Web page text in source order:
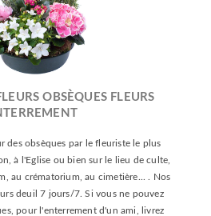
OBSÈQUES FLEURS
des obsèques par le fleuriste le plus
à l'Eglise ou bien sur le lieu de culte,
au crématorium, au cimetière... . Nos
deuil 7 jours/7. Si vous ne pouvez
pour l'enterrement d'un ami, livrez